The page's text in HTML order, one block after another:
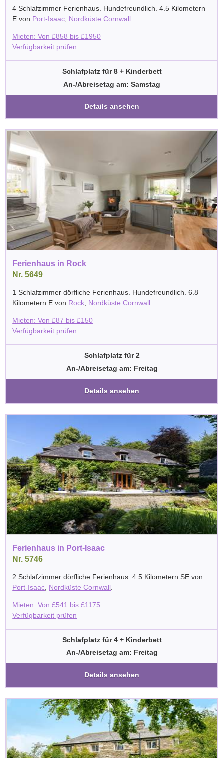
4 Schlafzimmer Ferienhaus. Hundefreundlich. 4.5 Kilometern
E von Port-Isaac Nordküste Cornwall
Mieten: Von£858 bis£1950
Verfügbarkeit prüfen
Schlafplatz für 8 + Kinderbett
An-/Abreisetag am: Samstag
Details ansehen
Ferienhaus in Rock
Nr. 5649
1 Schlafzimmer dörfliche Ferienhaus. Hundefreundlich. 6.8
Kilometern E von Rock Nordküste Cornwall
Mieten: Von£87 bis£150
Verfügbarkeit prüfen
Schlafplatz für 2
An-/Abreisetag am: Freitag
Details ansehen
Ferienhaus in Port-Isaac
Nr. 5746
2 Schlafzimmer dörfliche Ferienhaus. 4.5 Kilometern SE von
Port-Isaac Nordküste Cornwall
Mieten: Von£541 bis£1175
Verfügbarkeit prüfen
Schlafplatz für 4 + Kinderbett
An-/Abreisetag am: Freitag
Details ansehen